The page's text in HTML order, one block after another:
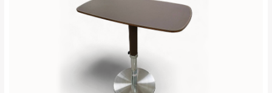
峽山區、石碇、坪
林、福隆、淡水山
$ 9,000以上：免
運費
保有出貨的權利。
保護物流人員的工作安全，賣家無提供吊掛
服務，若需以吊車或其他的吊掛方式吊運，
費用將由買方自行支付。
因大型傢俱有組裝、配送的問題，並非一般